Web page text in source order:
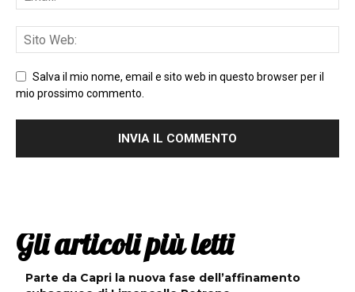
Salva il mio nome, email e sito web in questo browser per il
mio prossimo commento.
Gli articoli più letti
Parte da Capri la nuova fase dell’affinamento